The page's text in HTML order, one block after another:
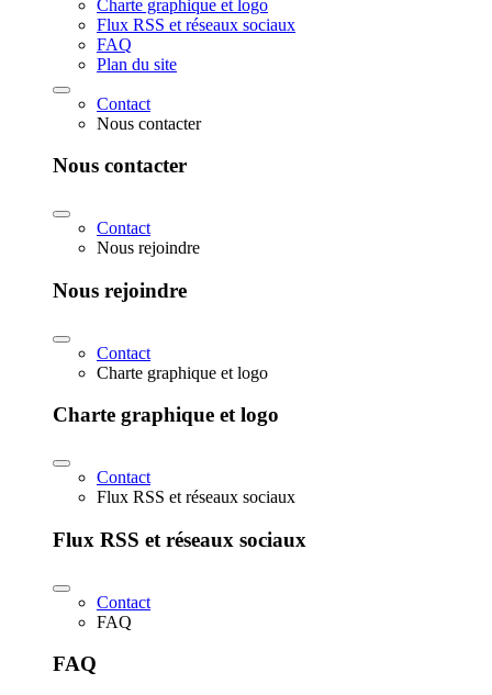
Charte graphique et logo
Flux RSS et réseaux sociaux
FAQ
Plan du site
Contact
Nous contacter
Nous contacter
Contact
Nous rejoindre
Nous rejoindre
Contact
Charte graphique et logo
Charte graphique et logo
Contact
Flux RSS et réseaux sociaux
Flux RSS et réseaux sociaux
Contact
FAQ
FAQ